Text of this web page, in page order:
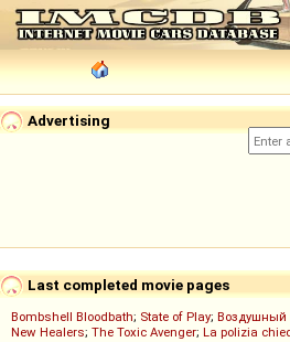
Advertising
Last completed movie pages
Bombshell Bloodbath; State of Play; Воздушный
New Healers; The Toxic Avenger; La polizia